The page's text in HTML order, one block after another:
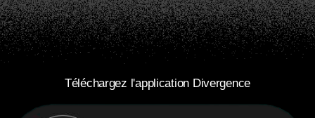
Téléchargez l'application Divergence